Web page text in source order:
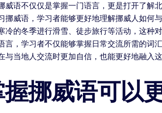
威语不仅仅是掌握一门语言，更是打开了解
挪威语，学习者能够更好地理解挪威人如何
冷的冬季进行滑雪、徒步旅行等活动，这种
言，学习者不仅能够掌握日常交流所需的词
与当地人交流时更加自信，也能更好地融入
挪威语可以